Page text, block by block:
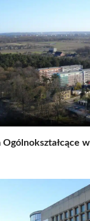
Ogólnokształcące